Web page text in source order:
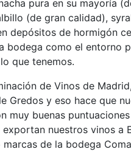
pura en su mayoría
(de gran calidad),
depósitos de hormigón
bodega como el entorno
que tenemos.
de Vinos de
Gredos y eso hace que
muy buenas
nuestros vinos a
de la bodega